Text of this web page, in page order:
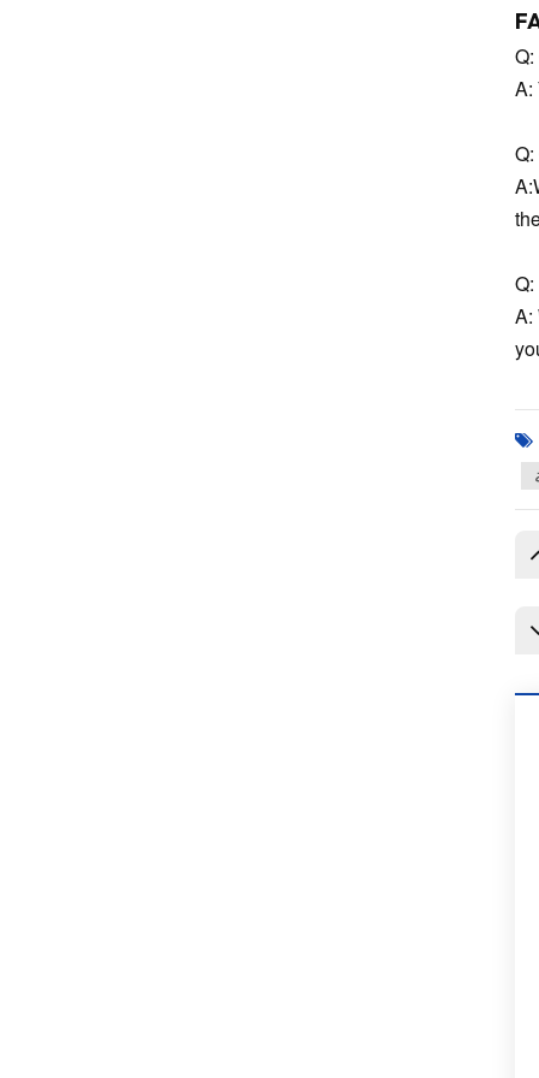
A:
A: